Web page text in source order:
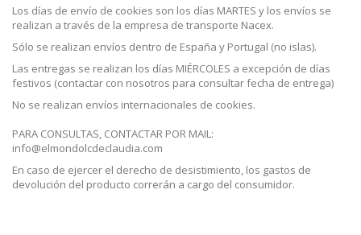
Los días de envío de cookies son los días MARTES y los envíos se
realizan a través de la empresa de transporte Nacex.
Sólo se realizan envíos dentro de España y Portugal (no islas).
Las entregas se realizan los días MIÉRCOLES a excepción de días
festivos (contactar con nosotros para consultar fecha de entrega)
No se realizan envíos internacionales de cookies.
PARA CONSULTAS, CONTACTAR POR MAIL:
info@elmondolcdeclaudia.com
En caso de ejercer el derecho de desistimiento, los gastos de
devolución del producto correrán a cargo del consumidor.